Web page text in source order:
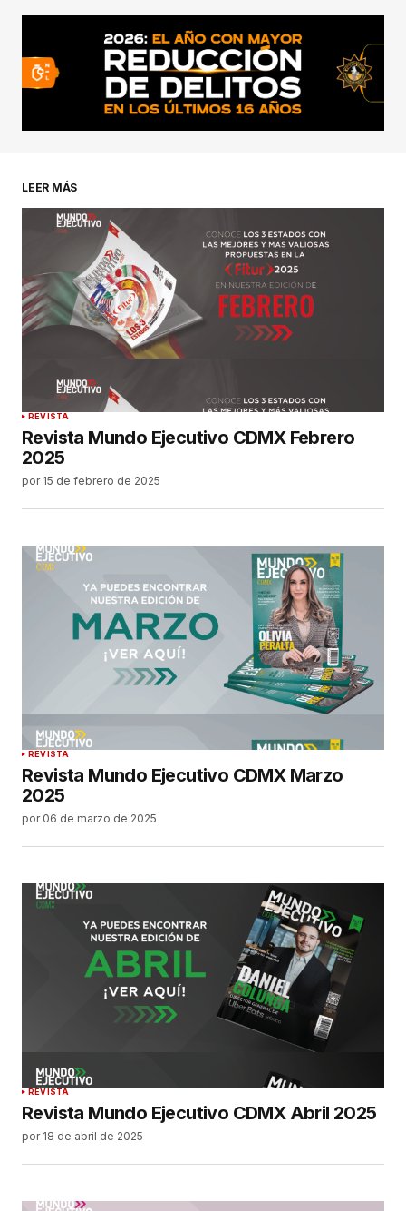
conectado
LEER MÁS
REVISTA
Revista Mundo Ejecutivo CDMX Febrero
2025
por 15 de febrero de 2025
REVISTA
Revista Mundo Ejecutivo CDMX Marzo
2025
por 06 de marzo de 2025
REVISTA
Revista Mundo Ejecutivo CDMX Abril 2025
por 18 de abril de 2025